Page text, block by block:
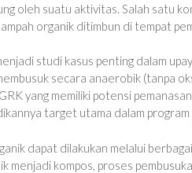
oleh suatu aktivitas. Salah
organik ditimbun di tempat
studi kasus penting dalam
secara anaerobik (tanpa
yang memiliki potensi
target utama dalam program
dapat dilakukan melalui
menjadi kompos, proses